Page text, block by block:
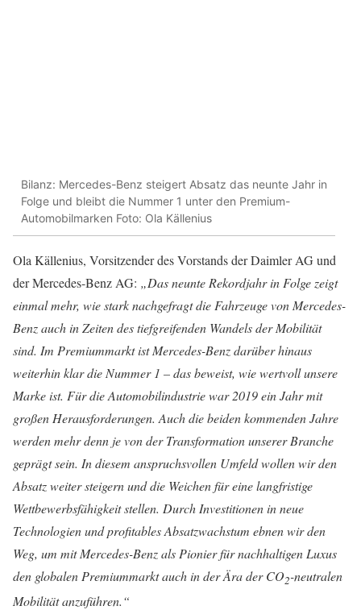
Bilanz: Mercedes-Benz steigert Absatz das neunte Jahr in
Folge und bleibt die Nummer 1 unter den Premium-
Automobilmarken Foto: Ola Källenius
Ola Källenius, Vorsitzender des Vorstands der Daimler AG und
der Mercedes-Benz AG: „Das neunte Rekordjahr in Folge zeigt
einmal mehr, wie stark nachgefragt die Fahrzeuge von Mercedes-
Benz auch in Zeiten des tiefgreifenden Wandels der Mobilität
sind. Im Premiummarkt ist Mercedes-Benz darüber hinaus
weiterhin klar die Nummer 1 – das beweist, wie wertvoll unsere
Marke ist. Für die Automobilindustrie war 2019 ein Jahr mit
großen Herausforderungen. Auch die beiden kommenden Jahre
werden mehr denn je von der Transformation unserer Branche
geprägt sein. In diesem anspruchsvollen Umfeld wollen wir den
Absatz weiter steigern und die Weichen für eine langfristige
Wettbewerbsfähigkeit stellen. Durch Investitionen in neue
Technologien und profitables Absatzwachstum ebnen wir den
Weg, um mit Mercedes-Benz als Pionier für nachhaltigen Luxus
den globalen Premiummarkt auch in der Ära der CO2-neutralen
Mobilität anzuführen.“